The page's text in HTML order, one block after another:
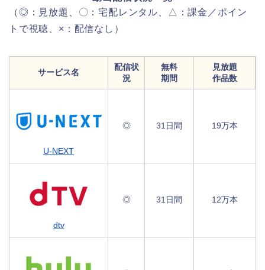
（◎：見放題、〇：宅配レンタル、△：課金／ポイン
トで視聴、×：配信なし）
サービス名
配信状
況
無料
期間
見放題
作品数
U-NEXT
◎ 31日間 19万本
dtv
◎ 31日間 12万本